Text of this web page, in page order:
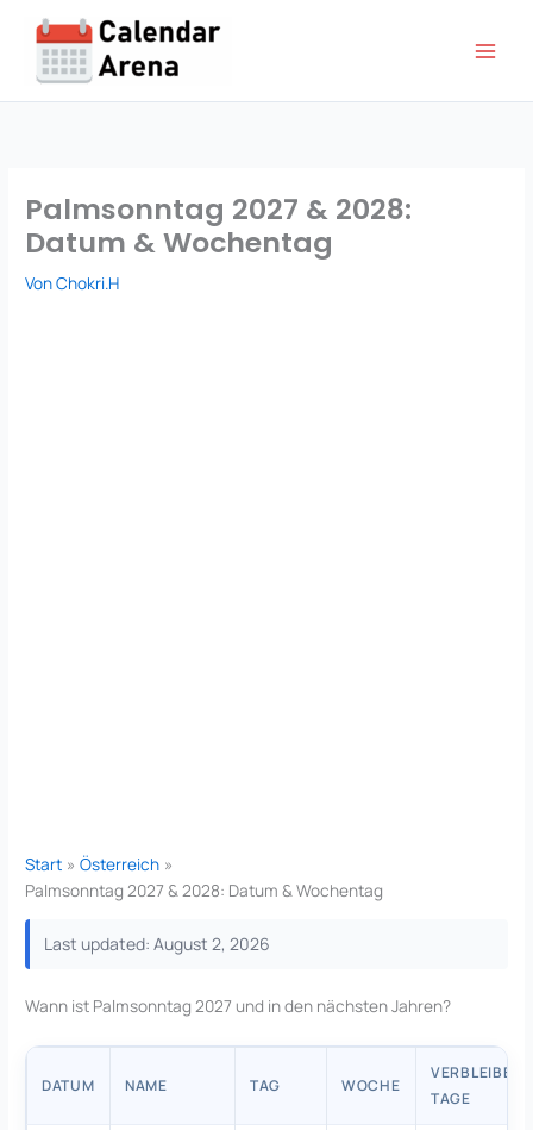
Inhalt
springen
Palmsonntag 2027 & 2028:
Datum & Wochentag
VonChokri.H
Start
Österreich
Palmsonntag 2027 & 2028: Datum & Wochentag
Last updated: August 2, 2026
Wann ist Palmsonntag 2027 und in den nächsten Jahren?
DATUM NAME TAG WOCHE
TAGE